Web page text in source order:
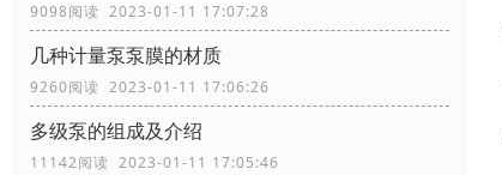
9098阅读 2023-01-11 17:07:28
几种计量泵泵膜的材质
9260阅读 2023-01-11 17:06:26
多级泵的组成及介绍
11142阅读 2023-01-11 17:05:46